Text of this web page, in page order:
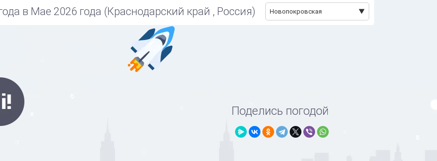
в Мае 2026 года (Краснодарский край , Россия) Новопокровская
Поделись погодой